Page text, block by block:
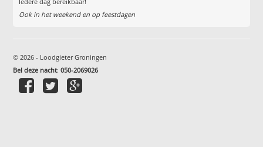
Ook in het weekend en op feestdagen
© 2026 - Loodgieter Groningen
Bel deze nacht:050-2069026